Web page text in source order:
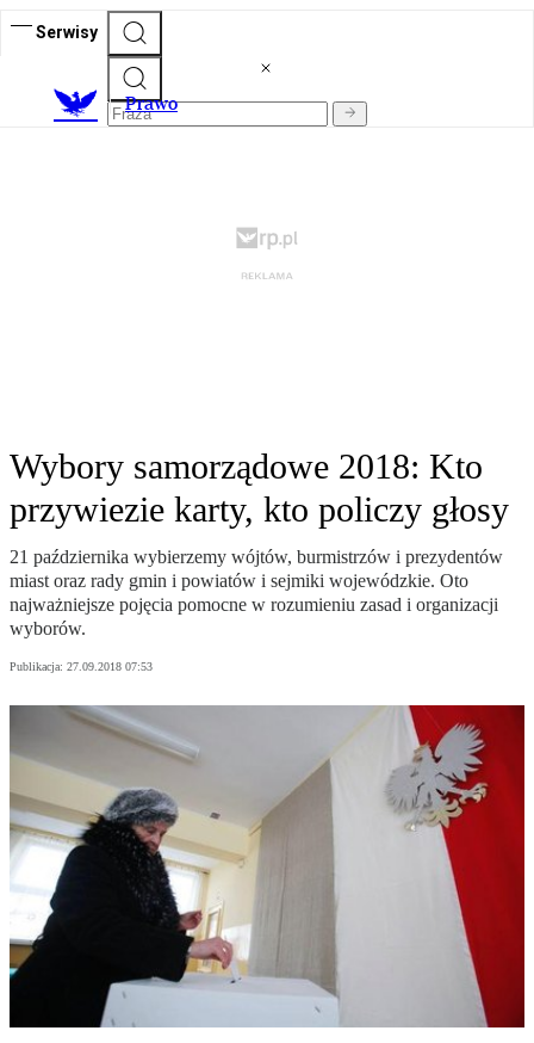
Serwisy
Prawo
Wybory samorządowe 2018: Kto
przywiezie karty, kto policzy głosy
21 października wybierzemy wójtów, burmistrzów i prezydentów
miast oraz rady gmin i powiatów i sejmiki wojewódzkie. Oto
najważniejsze pojęcia pomocne w rozumieniu zasad i organizacji
wyborów.
Publikacja: 27.09.2018 07:53